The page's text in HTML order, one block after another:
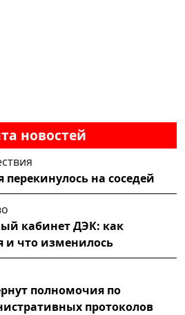
новостей
на соседей
кабинет ДЭК: как
и что изменилось
полномочия по
протоколов